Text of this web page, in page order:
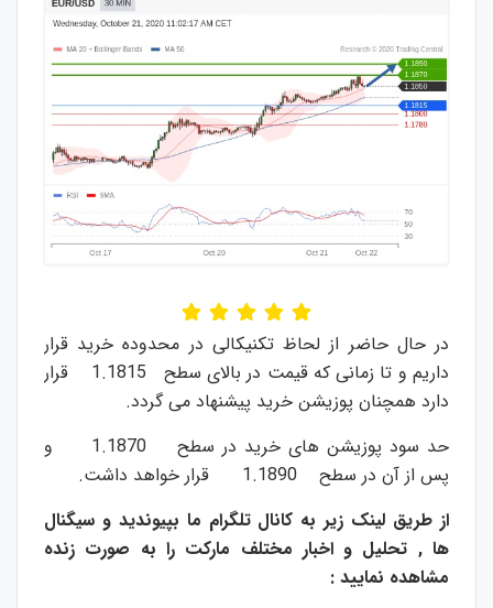
در حال حاضر از لحاظ تکنیکالی در محدوده خرید قرار
داریم و تا زمانی که قیمت در بالای سطح 1.1815 قرار
دارد همچنان پوزیشن خرید پیشنهاد می گردد.
حد سود پوزیشن های خرید در سطح 1.1870 و
پس از آن در سطح 1.1890 قرار خواهد داشت.
از طریق لینک زیر به کانال تلگرام ما بپیوندید و سیگنال
ها , تحلیل و اخبار مختلف مارکت را به صورت زنده
مشاهده نمایید :